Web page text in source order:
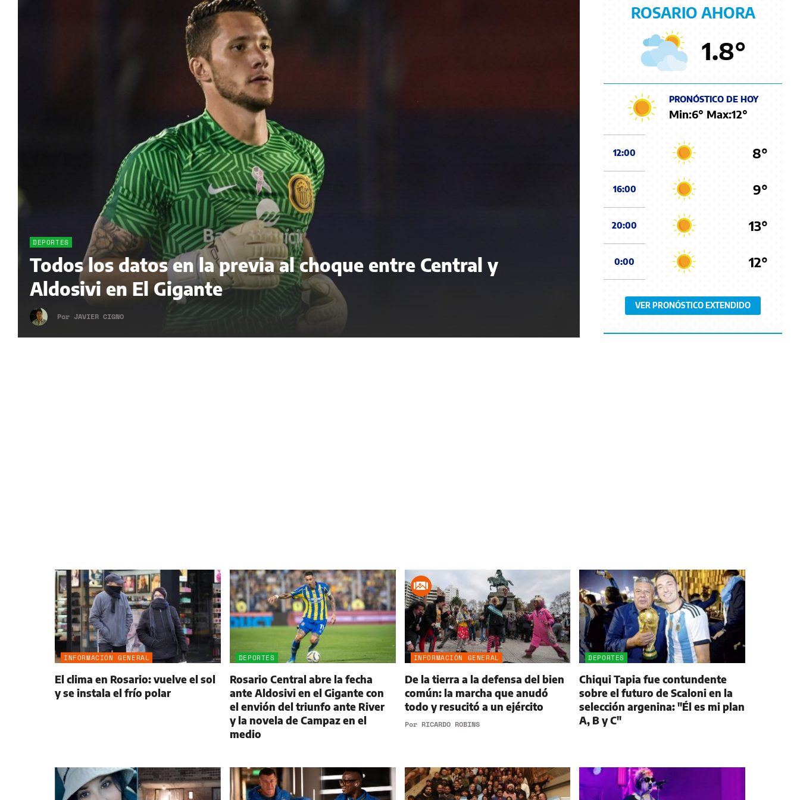
DEPORTES
Todos los datos en la previa al choque entre Central y
Aldosivi en El Gigante
Por JAVIER CIGNO
ROSARIO AHORA
1.8°
PRONÓSTICO DE HOY
Min:6° Max:12°
12:00 8°
16:00 9°
20:00 13°
0:00 12°
VER PRONÓSTICO EXTENDIDO
INFORMACIÓN GENERAL
El clima en Rosario: vuelve el sol
y se instala el frío polar
DEPORTES
Rosario Central abre la fecha
ante Aldosivi en el Gigante con
el envión del triunfo ante River
y la novela de Campaz en el
medio
INFORMACIÓN GENERAL
De la tierra a la defensa del bien
común: la marcha que anudó
todo y resucitó a un ejército
Por RICARDO ROBINS
DEPORTES
Chiqui Tapia fue contundente
sobre el futuro de Scaloni en la
selección argenina: "Él es mi plan
A, B y C"